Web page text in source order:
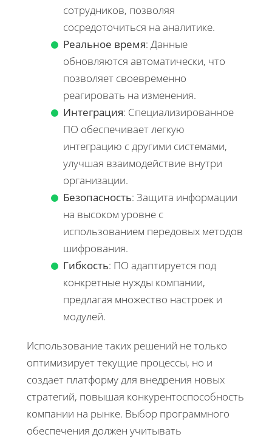
сотрудников, позволяя
сосредоточиться на аналитике.
Реальное время: Данные
обновляются автоматически, что
позволяет своевременно
реагировать на изменения.
Интеграция: Специализированное
ПО обеспечивает легкую
интеграцию с другими системами,
улучшая взаимодействие внутри
организации.
Безопасность: Защита информации
на высоком уровне с
использованием передовых методов
шифрования.
Гибкость: ПО адаптируется под
конкретные нужды компании,
предлагая множество настроек и
модулей.
Использование таких решений не только
оптимизирует текущие процессы, но и
создает платформу для внедрения новых
стратегий, повышая конкурентоспособность
компании на рынке. Выбор программного
обеспечения должен учитывать